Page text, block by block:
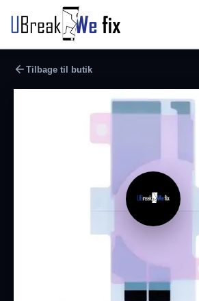
Tilbage til butik